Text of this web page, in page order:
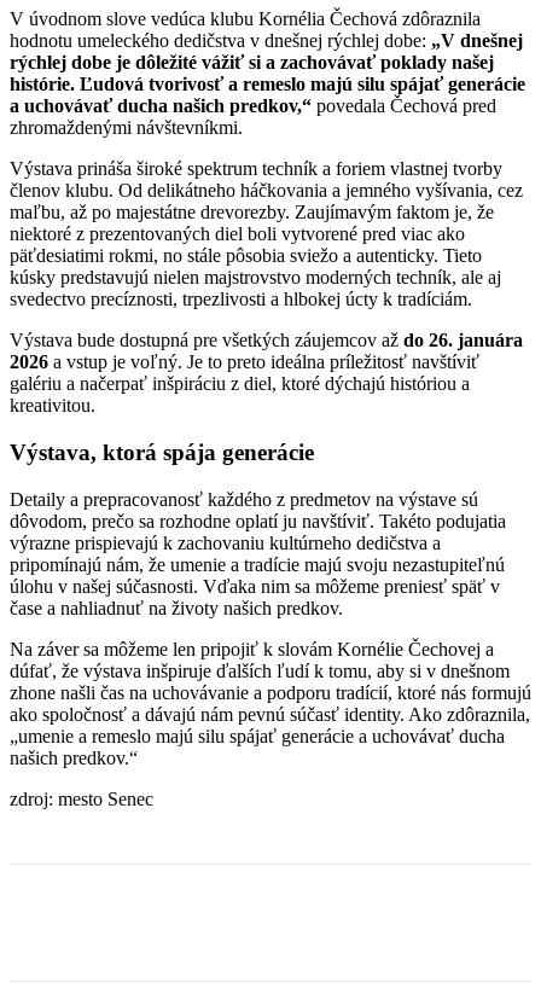
V úvodnom slove vedúca klubu Kornélia Čechová zdôraznila
hodnotu umeleckého dedičstva v dnešnej rýchlej dobe: „V dnešnej
rýchlej dobe je dôležité vážiť si a zachovávať poklady našej
histórie. Ľudová tvorivosť a remeslo majú silu spájať generácie
a uchovávať ducha našich predkov,“ povedala Čechová pred
zhromaždenými návštevníkmi.
Výstava prináša široké spektrum techník a foriem vlastnej tvorby
členov klubu. Od delikátneho háčkovania a jemného vyšívania, cez
maľbu, až po majestátne drevorezby. Zaujímavým faktom je, že
niektoré z prezentovaných diel boli vytvorené pred viac ako
päťdesiatimi rokmi, no stále pôsobia sviežo a autenticky. Tieto
kúsky predstavujú nielen majstrovstvo moderných techník, ale aj
svedectvo precíznosti, trpezlivosti a hlbokej úcty k tradíciám.
Výstava bude dostupná pre všetkých záujemcov až do 26. januára
2026 a vstup je voľný. Je to preto ideálna príležitosť navštíviť
galériu a načerpať inšpiráciu z diel, ktoré dýchajú históriou a
kreativitou.
Výstava, ktorá spája generácie
Detaily a prepracovanosť každého z predmetov na výstave sú
dôvodom, prečo sa rozhodne oplatí ju navštíviť. Takéto podujatia
výrazne prispievajú k zachovaniu kultúrneho dedičstva a
pripomínajú nám, že umenie a tradície majú svoju nezastupiteľnú
úlohu v našej súčasnosti. Vďaka nim sa môžeme preniesť späť v
čase a nahliadnuť na životy našich predkov.
Na záver sa môžeme len pripojiť k slovám Kornélie Čechovej a
dúfať, že výstava inšpiruje ďalších ľudí k tomu, aby si v dnešnom
zhone našli čas na uchovávanie a podporu tradícií, ktoré nás formujú
ako spoločnosť a dávajú nám pevnú súčasť identity. Ako zdôraznila,
„umenie a remeslo majú silu spájať generácie a uchovávať ducha
našich predkov.“
zdroj: mesto Senec